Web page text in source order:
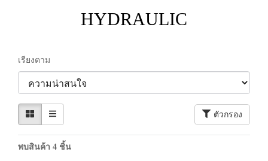
HYDRAULIC
เรียงตาม
ตัวกรอง
พบสินค้า 4 ชิ้น